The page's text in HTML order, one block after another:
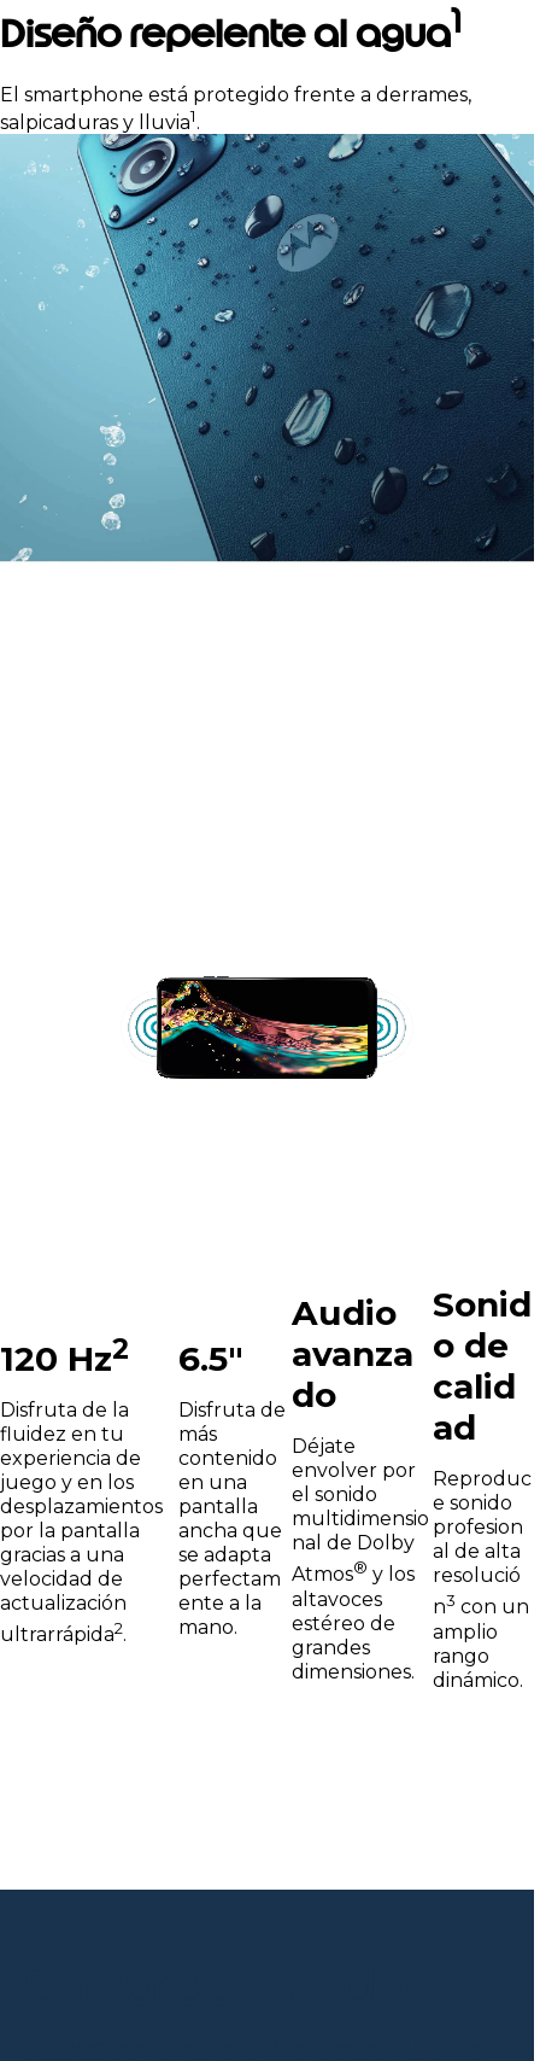
Diseño repelente al agua1
El smartphone está protegido frente a derrames,
salpicaduras y lluvia1.
120 Hz2
Disfruta de la
fluidez en tu
experiencia de
juego y en los
desplazamientos
por la pantalla
gracias a una
velocidad de
actualización
ultrarrápida2.
6.5"
Disfruta de
más
contenido
en una
pantalla
ancha que
se adapta
perfectam
ente a la
mano.
Audio
avanza
do
Déjate
envolver por
el sonido
multidimensio
nal de Dolby
Atmos® y los
altavoces
estéreo de
grandes
dimensiones.
Sonid
o de
calid
ad
Reproduc
e sonido
profesion
al de alta
resolució
n3 con un
amplio
rango
dinámico.